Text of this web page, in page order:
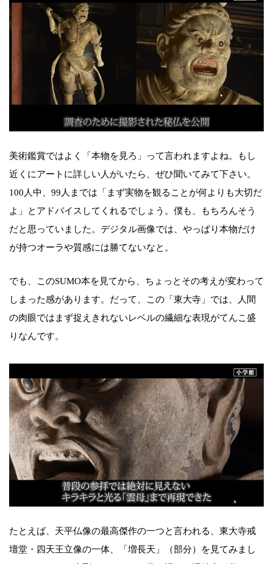
美術鑑賞ではよく「本物を見ろ」って言われますよね。もし
近くにアートに詳しい人がいたら、ぜひ聞いてみて下さい。
100人中、99人までは「まず実物を観ることが何よりも大切だ
よ」とアドバイスしてくれるでしょう。僕も、もちろんそう
だと思っていました。デジタル画像では、やっぱり本物だけ
が持つオーラや質感には勝てないなと。
でも、このSUMO本を見てから、ちょっとその考えが変わって
しまった感があります。だって、この「東大寺」では、人間
の肉眼ではまず捉えきれないレベルの繊細な表現がてんこ盛
りなんです。
たとえば、天平仏像の最高傑作の一つと言われる、東大寺戒
壇堂・四天王立像の一体、「増長天」（部分）を見てみまし